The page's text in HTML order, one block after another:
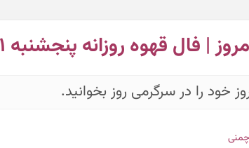
فال قهوه روزانه پنجشنبه ۳۱ اردیبهشت ماه
خود را در سرگرمی روز بخوانید.
چمنی